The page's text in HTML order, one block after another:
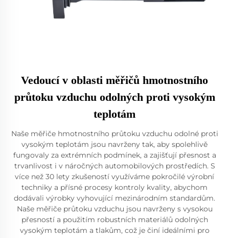
Vedoucí v oblasti měřičů hmotnostního
průtoku vzduchu odolných proti vysokým
teplotám
Naše měřiče hmotnostního průtoku vzduchu odolné proti
vysokým teplotám jsou navrženy tak, aby spolehlivě
fungovaly za extrémních podmínek, a zajišťují přesnost a
trvanlivost i v náročných automobilových prostředích. S
více než 30 lety zkušeností využíváme pokročilé výrobní
techniky a přísné procesy kontroly kvality, abychom
dodávali výrobky vyhovující mezinárodním standardům.
Naše měřiče průtoku vzduchu jsou navrženy s vysokou
přesností a použitím robustních materiálů odolných
vysokým teplotám a tlakům, což je činí ideálními pro